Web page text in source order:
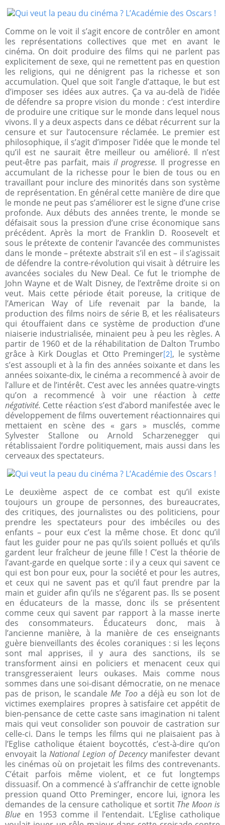
Comme on le voit il s’agit encore de contrôler en amont
les représentations collectives que met en avant le
cinéma. On doit produire des films qui ne parlent pas
explicitement de sexe, qui ne remettent pas en question
les religions, qui ne dénigrent pas la richesse et son
accumulation. Quel que soit l’angle d’attaque, le but est
d’imposer ses idées aux autres. Ça va au-delà de l’idée
de défendre sa propre vision du monde : c’est interdire
de produire une critique sur le monde dans lequel nous
vivons. Il y a deux aspects dans ce débat récurrent sur la
censure et sur l’autocensure réclamée. Le premier est
philosophique, il s’agit d’imposer l’idée que le monde tel
qu’il est ne saurait être meilleur ou amélioré. Il n’est
peut-être pas parfait, mais il progresse. Il progresse en
accumulant de la richesse pour le bien de tous ou en
travaillant pour inclure des minorités dans son système
de représentation. En général cette manière de dire que
le monde ne peut pas s’améliorer est le signe d’une crise
profonde. Aux débuts des années trente, le monde se
défaisait sous la pression d’une crise économique sans
précédent. Après la mort de Franklin D. Roosevelt et
sous le prétexte de contenir l’avancée des communistes
dans le monde – prétexte abstrait s’il en est – il s’agissait
de défendre la contre-révolution qui visait à détruire les
avancées sociales du New Deal. Ce fut le triomphe de
John Wayne et de Walt Disney, de l’extrême droite si on
veut. Mais cette période était poreuse, la critique de
l’American Way of Life revenait par la bande, la
production des films noirs de série B, et les réalisateurs
qui étouffaient dans ce système de production d’une
niaiserie industrialisée, minaient peu à peu les règles. A
partir de 1960 et de la réhabilitation de Dalton Trumbo
grâce à Kirk Douglas et Otto Preminger [2] , le système
s’est assoupli et à la fin des années soixante et dans les
années soixante-dix, le cinéma a recommencé à avoir de
l’allure et de l’intérêt. C’est avec les années quatre-vingts
qu’on a recommencé à voir une réaction à cette
négativité. Cette réaction s’est d’abord manifestée avec le
développement de films ouvertement réactionnaires qui
mettaient en scène des « gars » musclés, comme
Sylvester Stallone ou Arnold Scharzenegger qui
rétablissaient l’ordre politiquement, mais aussi dans les
cerveaux des spectateurs.
Le deuxième aspect de ce combat est qu’il existe
toujours un groupe de personnes, des bureaucrates,
des critiques, des journalistes ou des politiciens, pour
prendre les spectateurs pour des imbéciles ou des
enfants – pour eux c’est la même chose. Et donc qu’il
faut les guider pour ne pas qu’ils soient pollués et qu’ils
gardent leur fraîcheur de jeune fille ! C’est la théorie de
l’avant-garde en quelque sorte : il y a ceux qui savent ce
qui est bon pour eux, pour la société et pour les autres,
et ceux qui ne savent pas et qu’il faut prendre par la
main et guider afin qu’ils ne s’égarent pas. Ils se posent
en éducateurs de la masse, donc ils se présentent
comme ceux qui savent par rapport à la masse inerte
des consommateurs. Éducateurs donc, mais à
l’ancienne manière, à la manière de ces enseignants
guère bienveillants des écoles coraniques : si les leçons
sont mal apprises, il y aura des sanctions, ils se
transforment ainsi en policiers et menacent ceux qui
transgresseraient leurs oukases. Mais comme nous
sommes dans une soi-disant démocratie, on ne menace
pas de prison, le scandaleMe Too a déjà eu son lot de
victimes exemplaires propres à satisfaire cet appétit de
bien-pensance de cette caste sans imagination ni talent
mais qui veut consolider son pouvoir de castration sur
celle-ci. Dans le temps les films qui ne plaisaient pas à
l’Eglise catholique étaient boycottés, c’est-à-dire qu’on
envoyait laNational Legion of Decencymanifester devant
les cinémas où on projetait les films des contrevenants.
C’était parfois même violent, et ce fut longtemps
dissuasif. On a commencé à s’affranchir de cette ignoble
pression quand Otto Preminger, encore lui, ignora les
demandes de la censure catholique et sortit The Moon is
Blue en 1953 comme il l’entendait. L’Eglise catholique